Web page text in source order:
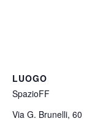
LUOGO
SpazioFF
Via G. Brunelli, 60